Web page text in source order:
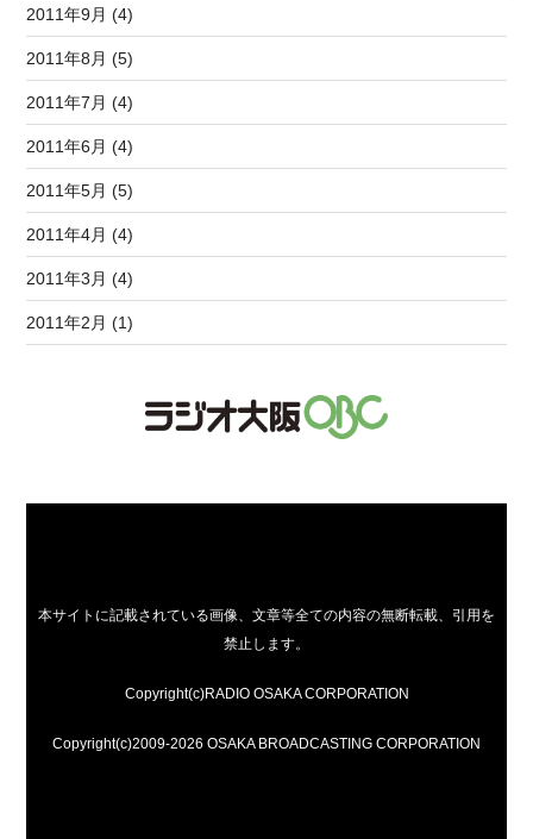
2011年9月 (4)
2011年8月 (5)
2011年7月 (4)
2011年6月 (4)
2011年5月 (5)
2011年4月 (4)
2011年3月 (4)
2011年2月 (1)
本サイトに記載されている画像、文章等全ての内容の無断転載、引用を
禁止します。
Copyright(c)RADIO OSAKA CORPORATION
Copyright(c)2009-2026 OSAKA BROADCASTING CORPORATION